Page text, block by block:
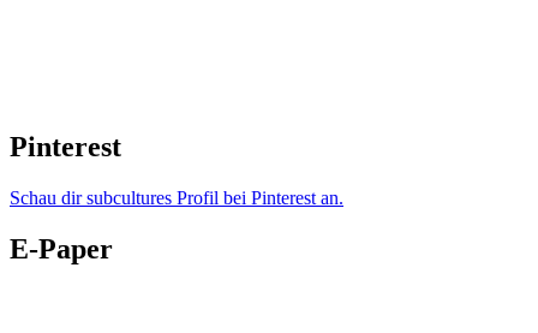
Pinterest
Schau dir subcultures Profil bei Pinterest an.
E-Paper